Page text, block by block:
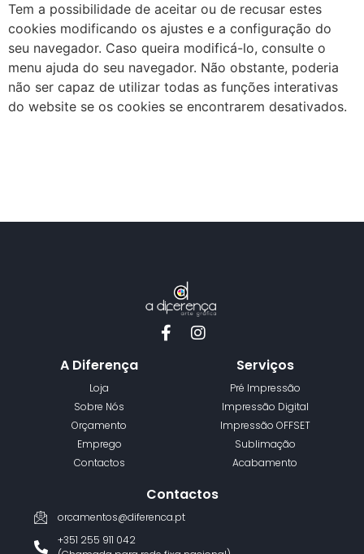
Tem a possibilidade de aceitar ou de recusar estes
cookies modificando os ajustes e a configuração do
seu navegador. Caso queira modificá-lo, consulte o
menu ajuda do seu navegador. Não obstante, poderia
não ser capaz de utilizar todas as funções interativas
do website se os cookies se encontrarem desativados.
A Diferença
Loja
Sobre Nós
Orçamento
Emprego
Contactos
Serviços
Pré Impressão
Impressão Digital
Impressão OFFSET
Sublimação
Acabamento
Contactos
orcamentos@diferenca.pt
+351 255 911 042